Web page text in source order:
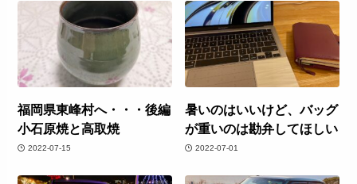
福岡県東峰村へ・・・後編
小石原焼と高取焼
2022-07-15
暑いのはいいけど、バッグ
が重いのは勘弁してほしい
2022-07-01